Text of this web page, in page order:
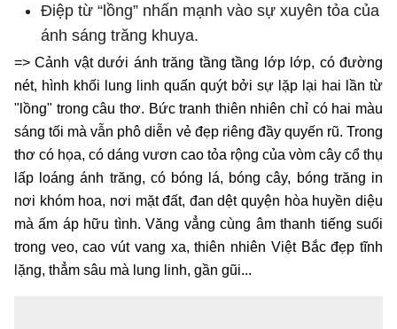
Điệp từ “lồng” nhấn mạnh vào sự xuyên tỏa của
ánh sáng trăng khuya.
=> Cảnh vật dưới ánh trăng tầng tầng lớp lớp, có đường
nét, hình khối lung linh quấn quýt bởi sự lặp lại hai lần từ
"lồng" trong câu thơ. Bức tranh thiên nhiên chỉ có hai màu
sáng tối mà vẫn phô diễn vẻ đẹp riêng đầy quyến rũ. Trong
thơ có họa, có dáng vươn cao tỏa rộng của vòm cây cổ thụ
lấp loáng ánh trăng, có bóng lá, bóng cây, bóng trăng in
nơi khóm hoa, nơi mặt đất, đan dệt quyện hòa huyền diệu
mà ấm áp hữu tình. Văng vẳng cùng âm thanh tiếng suối
trong veo, cao vút vang xa, thiên nhiên Việt Bắc đẹp tĩnh
lặng, thẳm sâu mà lung linh, gần gũi...